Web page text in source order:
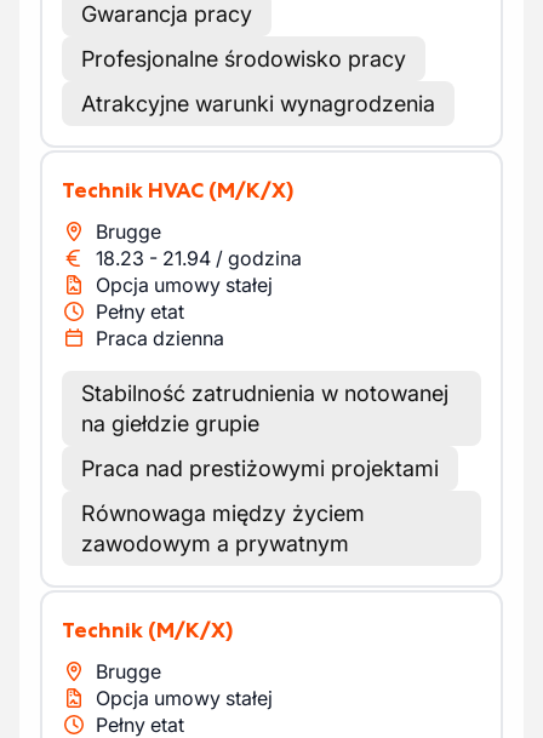
Gwarancja pracy
Profesjonalne środowisko pracy
Atrakcyjne warunki wynagrodzenia
Technik HVAC (M/K/X)
Brugge
18.23 - 21.94 / godzina
Opcja umowy stałej
Pełny etat
Praca dzienna
Stabilność zatrudnienia w notowanej
na giełdzie grupie
Praca nad prestiżowymi projektami
Równowaga między życiem
zawodowym a prywatnym
Technik (M/K/X)
Brugge
Opcja umowy stałej
Pełny etat